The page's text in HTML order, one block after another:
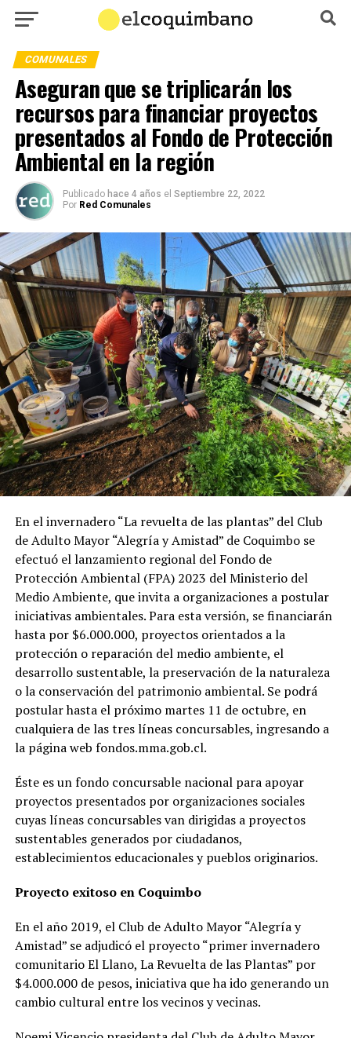
COMUNALES
Aseguran que se triplicarán los
recursos para financiar proyectos
presentados al Fondo de Protección
Ambiental en la región
Publicado hace 4 años el Septiembre 22, 2022
Por Red Comunales
En el invernadero “La revuelta de las plantas” del Club
de Adulto Mayor “Alegría y Amistad” de Coquimbo se
efectuó el lanzamiento regional del Fondo de
Protección Ambiental (FPA) 2023 del Ministerio del
Medio Ambiente, que invita a organizaciones a postular
iniciativas ambientales. Para esta versión, se financiarán
hasta por $6.000.000, proyectos orientados a la
protección o reparación del medio ambiente, el
desarrollo sustentable, la preservación de la naturaleza
o la conservación del patrimonio ambiental. Se podrá
postular hasta el próximo martes 11 de octubre, en
cualquiera de las tres líneas concursables, ingresando a
la página web fondos.mma.gob.cl.
Éste es un fondo concursable nacional para apoyar
proyectos presentados por organizaciones sociales
cuyas líneas concursables van dirigidas a proyectos
sustentables generados por ciudadanos,
establecimientos educacionales y pueblos originarios.
Proyecto exitoso en Coquimbo
En el año 2019, el Club de Adulto Mayor “Alegría y
Amistad” se adjudicó el proyecto “primer invernadero
comunitario El Llano, La Revuelta de las Plantas” por
$4.000.000 de pesos, iniciativa que ha ido generando un
cambio cultural entre los vecinos y vecinas.